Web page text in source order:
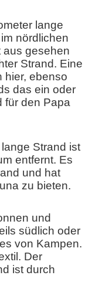
lange
nördlichen
aus gesehen
Strand. Eine
hier, ebenso
das ein oder
für den Papa
Strand ist
entfernt. Es
und hat
zu bieten.
und
südlich oder
von Kampen.
Der
ist durch